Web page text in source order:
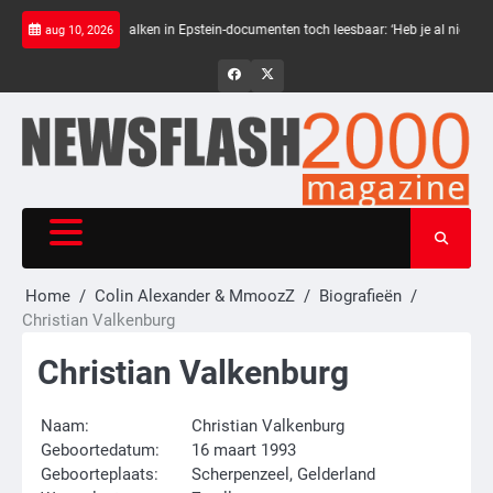
Skip
aug 10, 2026
Zwarte balken in Epstein-documenten toch leesbaar: ‘Heb je al nieuwe
NewsFlash
Home Colin Alexander & MmoozZ
Biografieën
Christian Valkenburg
Christian Valkenburg
Naam:
Geboortedatum:
Geboorteplaats:
Christian Valkenburg
16 maart 1993
Scherpenzeel, Gelderland